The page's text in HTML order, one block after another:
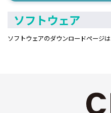
ソフトウェア
ソフトウェアのダウンロードページは